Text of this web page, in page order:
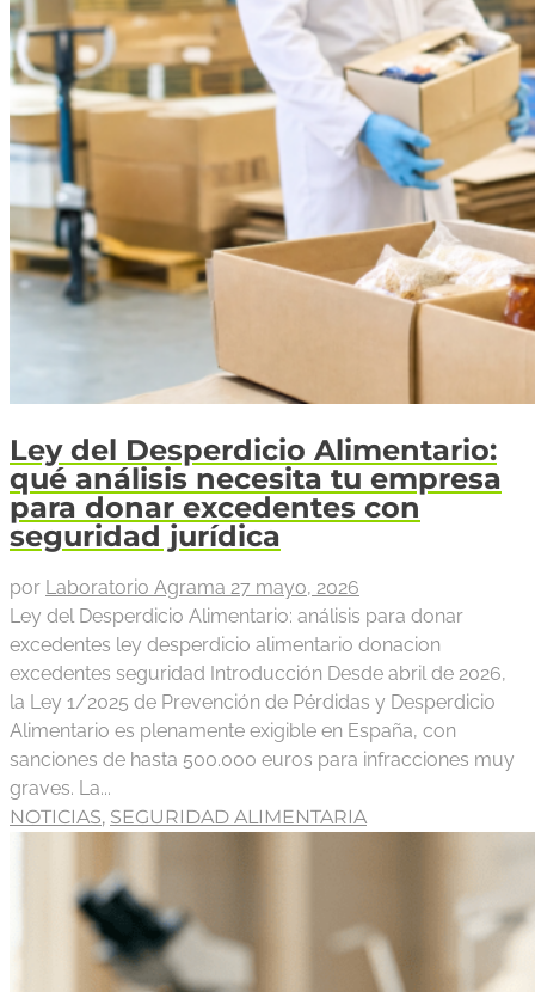
Ley del Desperdicio Alimentario:
qué análisis necesita tu empresa
para donar excedentes con
seguridad jurídica
por Laboratorio Agrama 27 mayo, 2026
Ley del Desperdicio Alimentario: análisis para donar
excedentes ley desperdicio alimentario donacion
excedentes seguridad Introducción Desde abril de 2026,
la Ley 1/2025 de Prevención de Pérdidas y Desperdicio
Alimentario es plenamente exigible en España, con
sanciones de hasta 500.000 euros para infracciones muy
graves. La...
NOTICIAS, SEGURIDAD ALIMENTARIA